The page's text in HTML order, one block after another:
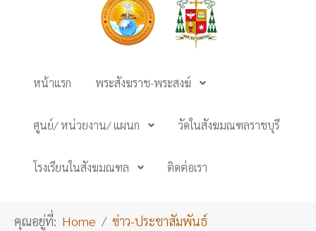
หน้าแรก พระสังฆราช-พระสงฆ์
ศูนย์/ หน่วยงาน/ แผนก วัดในสังฆมณฑลราชบุรี
โรงเรียนในสังฆมณฑล ติดต่อเรา
คุณอยู่ที่: Home
ข่าว-ประชาสัมพันธ์